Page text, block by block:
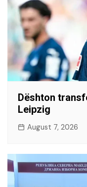
Dështon
Leipzig
August 7, 2026